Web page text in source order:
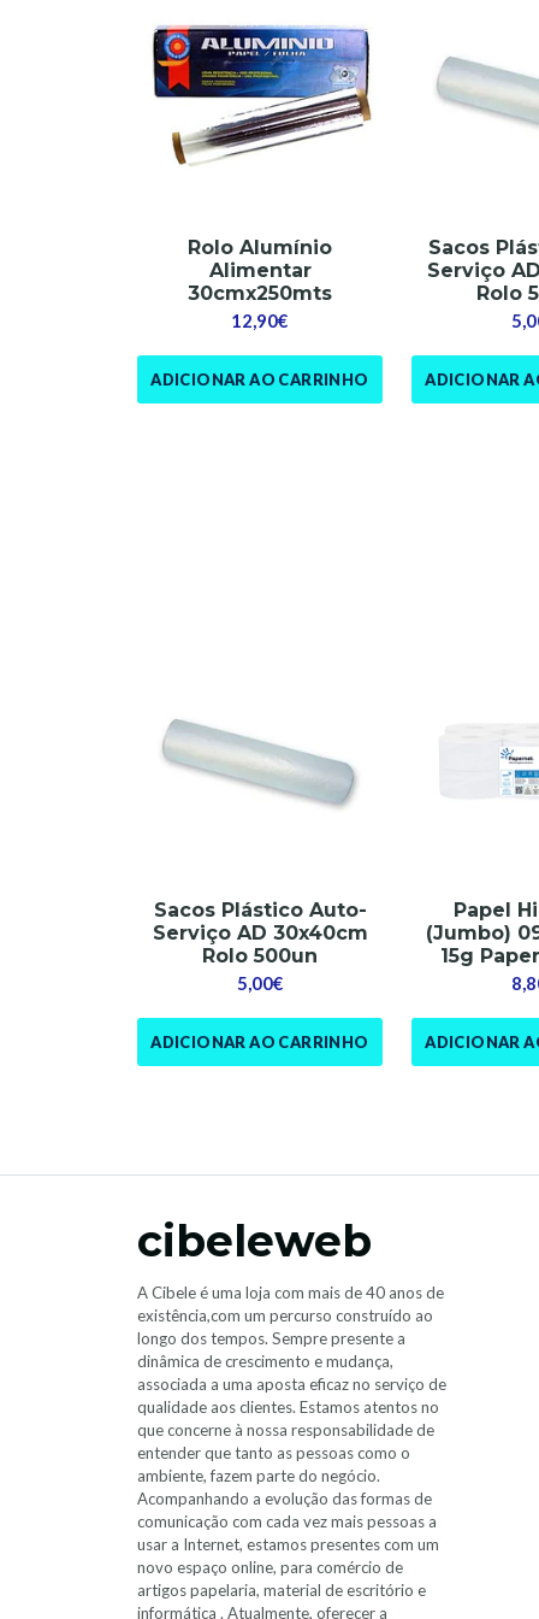
Rolo Alumínio
Alimentar
30cmx250mts
12,90€
ADICIONAR AO CARRINHO
Sacos
Serviço
Rolo
ADICIONAR
Sacos Plástico Auto-
Serviço AD 30x40cm
Rolo 500un
5,00€
ADICIONAR AO CARRINHO
Papel
(Jumbo)
15g
ADICIONAR
cibeleweb
A Cibele é uma loja com mais de 40 anos de
existência,com um percurso construído ao
longo dos tempos. Sempre presente a
dinâmica de crescimento e mudança,
associada a uma aposta eficaz no serviço de
qualidade aos clientes. Estamos atentos no
que concerne à nossa responsabilidade de
entender que tanto as pessoas como o
ambiente, fazem parte do negócio.
Acompanhando a evolução das formas de
comunicação com cada vez mais pessoas a
usar a Internet, estamos presentes com um
novo espaço online, para comércio de
artigos papelaria, material de escritório e
informática . Atualmente, oferecer a